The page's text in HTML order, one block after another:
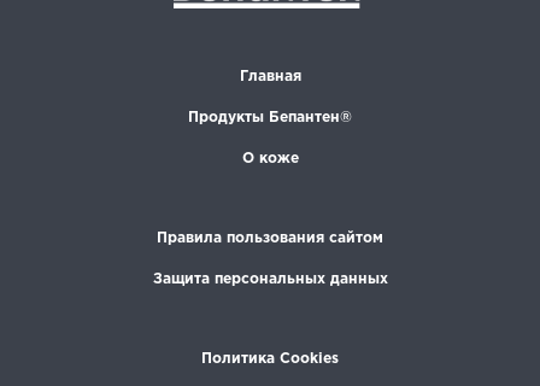
Главная
Продукты Бепантен®
О коже
Правила пользования сайтом
Защита персональных данных
Политика Cookies